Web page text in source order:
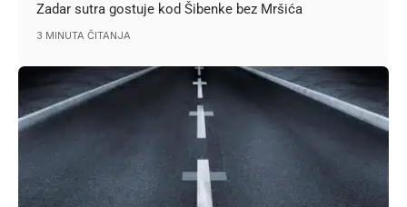
Zadar sutra gostuje kod Šibenke bez Mršića
3 MINUTA ČITANJA